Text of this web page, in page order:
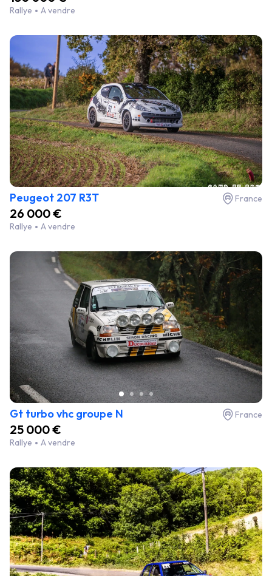
Rallye A vendre
Peugeot 207 R3T France
26 000 €
Rallye A vendre
Gt turbo vhc groupe N France
25 000 €
Rallye A vendre